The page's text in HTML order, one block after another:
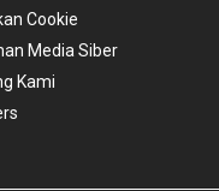
Cookie
Media Siber
Kami